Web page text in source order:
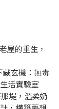
屋的重生，
玄機：無毒
活實驗室
堤，溫柔奶